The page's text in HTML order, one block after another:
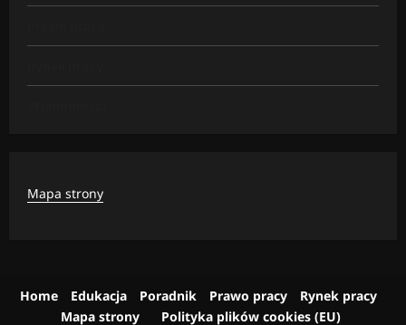
Mapa strony
Home Edukacja Poradnik Prawo pracy
Rynek pracy
Mapa strony
Polityka plików cookies (EU)